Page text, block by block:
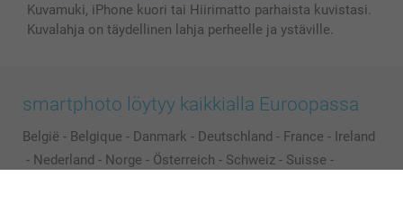
Kuvamuki, iPhone kuori tai Hiirimatto parhaista kuvistasi.
Kuvalahja on täydellinen lahja perheelle ja ystäville.
smartphoto löytyy kaikkialla Euroopassa
België - Belgique - Danmark - Deutschland - France - Ireland
- Nederland - Norge - Österreich - Schweiz - Suisse -